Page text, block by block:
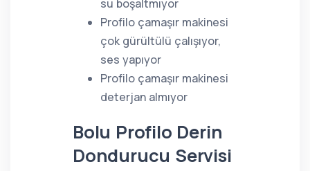
su boşaltmıyor
Profilo çamaşır makinesi
çok gürültülü çalışıyor,
ses yapıyor
Profilo çamaşır makinesi
deterjan almıyor
Bolu Profilo Derin
Dondurucu Servisi